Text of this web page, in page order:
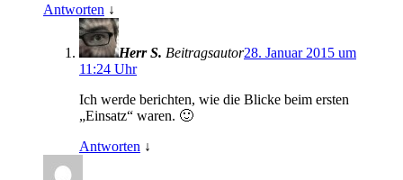
Antworten ↓
Herr S. Beitragsautor28. Januar 2015 um
11:24 Uhr
Ich werde berichten, wie die Blicke beim ersten
„Einsatz“ waren. 🙂
Antworten ↓